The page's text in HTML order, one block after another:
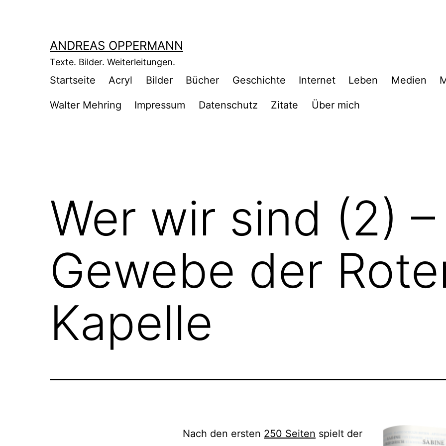
ANDREAS OPPERMANN
Texte. Bilder. Weiterleitungen.
Startseite Acryl Bilder Bücher Geschichte Internet Leben Medien
Walter Mehring Impressum Datenschutz Zitate Über mich
Wer wir sind (2)
Gewebe der
Kapelle
Nach den ersten 250 Seiten spielt der